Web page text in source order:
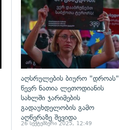
აღსრულების ბიურო "დროას"
წევრ ნათია ლეთოდიანის
სახლში ჯარიმების
გადაუხდელობის გამო
აღწერაზე შევიდა
26 სექტემბერი 2025, 12:49